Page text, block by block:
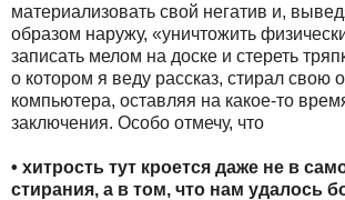
материализовать свой негатив и,
образом наружу, «уничтожить
записать мелом на доске и стереть
о котором я веду рассказ, стирал свою
компьютера, оставляя на какое-то
заключения. Особо отмечу, что
• хитрость тут кроется даже не в
стирания, а в том, что нам удалось